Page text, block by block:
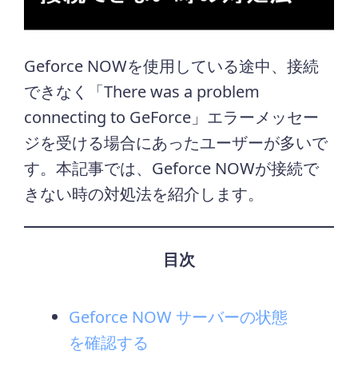
Geforce NOWを使用している途中、接続
できなく「There was a problem
connecting to GeForce」エラーメッセー
ジを受ける場合にあったユーザーが多いで
す。本記事では、Geforce NOWが接続で
きない時の対処法を紹介します。
目次
Geforce NOW サーバーの状態
を確認する